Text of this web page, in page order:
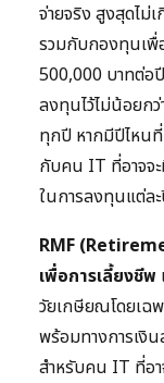
จ่ายจริง สูงสุดไม่
รวมกับกองทุนเพื่
500,000 บาทต่อ
ลงทุนไว้ไม่น้อยก
ทุกปี หากมีปีไหนที่
กับคน IT ที่อาจจ
ในการลงทุนแต่ล
RMF
เพื่อการเลี้ยงชีพ
วัยเกษียณโดยเฉ
พร้อมทางการเงิ
สำหรับคน IT ที่อ